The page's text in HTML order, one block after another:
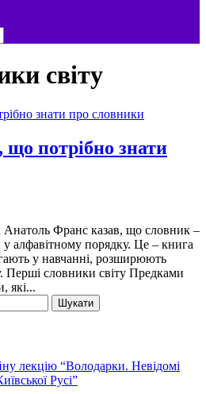
світу
потрібно знати
Франс казав, що словник –
у алфавітному порядку. Це – книга
у навчанні, розширюють
Перші словники світу Предками
які...